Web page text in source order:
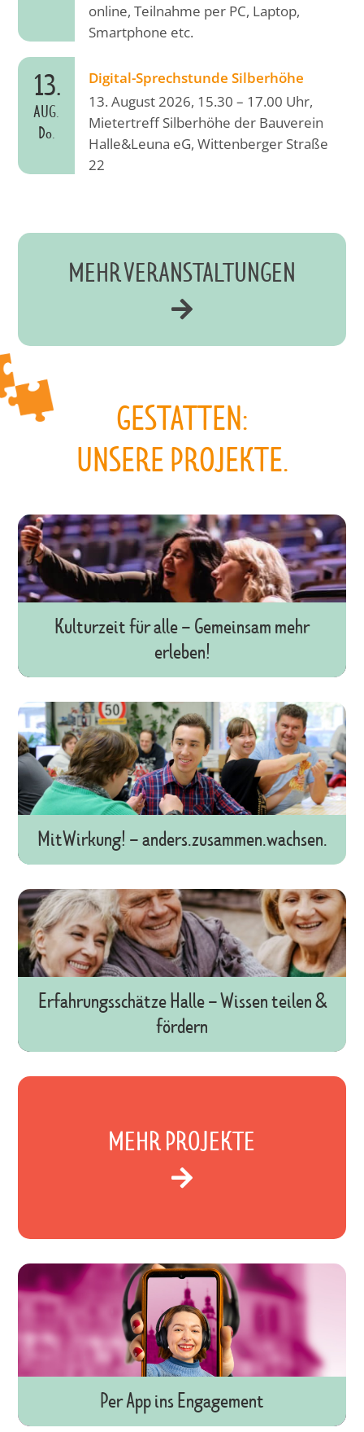
online, Teilnahme per PC, Laptop,
Smartphone etc.
13.
AUG.
Do.
Digital-Sprechstunde Silberhöhe
13. August 2026, 15.30 – 17.00 Uhr,
Mietertreff Silberhöhe der Bauverein
Halle&Leuna eG, Wittenberger Straße
22

MEHR VERANSTALTUNGEN
GESTATTEN:
UNSERE PROJEKTE.
Kulturzeit für alle – Gemeinsam mehr
erleben!
MitWirkung! – anders.zusammen.wachsen.
Erfahrungsschätze Halle – Wissen teilen &
fördern

MEHR PROJEKTE
Per App ins Engagement